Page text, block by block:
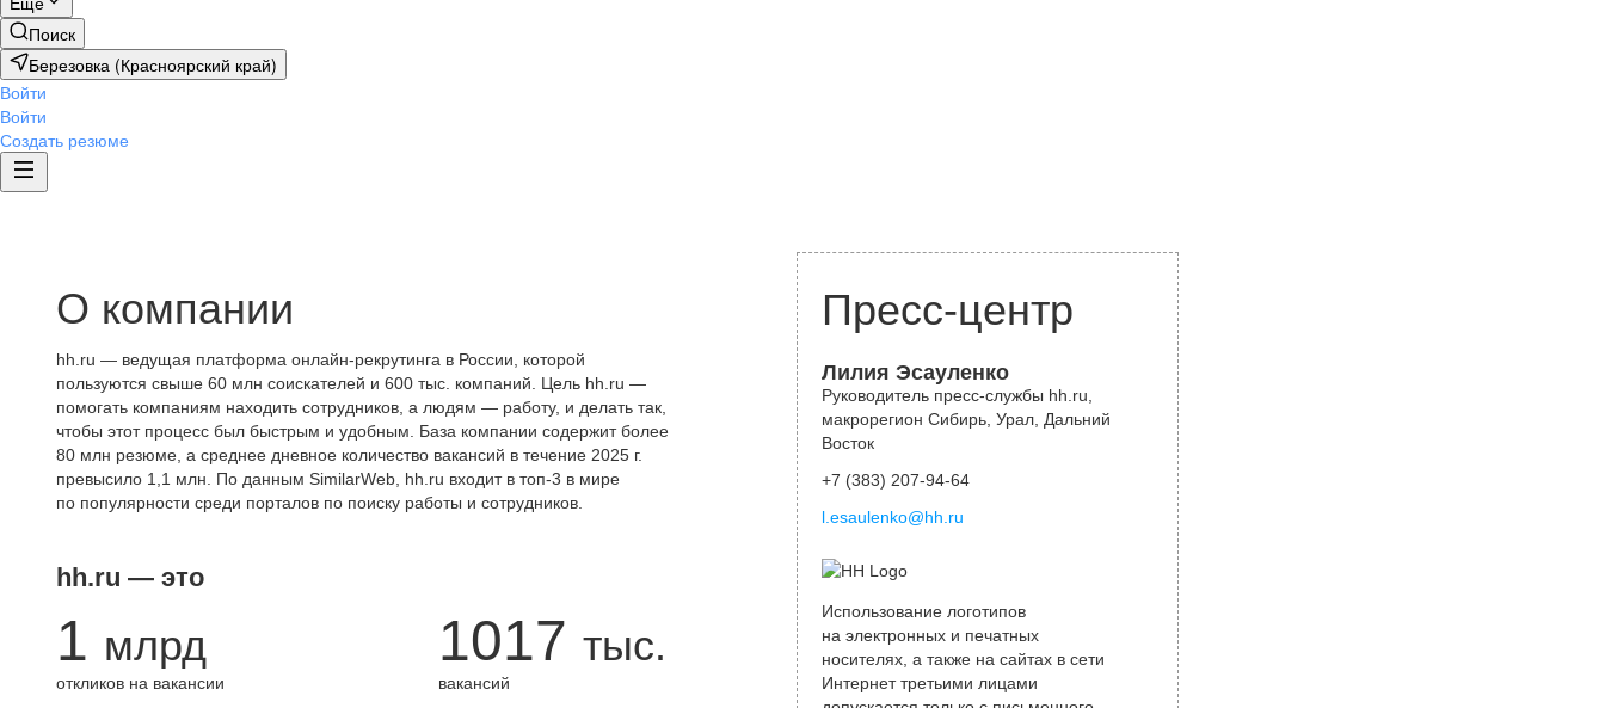
Поиск
Березовка (Красноярский край)
Войти
Войти
Создать резюме
О компании
hh.ru — ведущая платформа онлайн-рекрутинга в России, которой
пользуются свыше 60 млн соискателей и 600 тыс. компаний. Цель hh.ru —
помогать компаниям находить сотрудников, а людям — работу, и делать так,
чтобы этот процесс был быстрым и удобным. База компании содержит более
80 млн резюме, а среднее дневное количество вакансий в течение 2025 г.
превысило 1,1 млн. По данным SimilarWeb, hh.ru входит в топ-3 в мире
по популярности среди порталов по поиску работы и сотрудников.
hh.ru — это
1 млрд
откликов на вакансии
1017 тыс.
вакансий
Пресс-центр
Лилия Эсауленко
Руководитель пресс-службы hh.ru,
макрорегион Сибирь, Урал, Дальний
Восток
+7 (383) 207-94-64
l.esaulenko@hh.ru
Использование логотипов
на электронных и печатных
носителях, а также на сайтах в сети
Интернет третьими лицами